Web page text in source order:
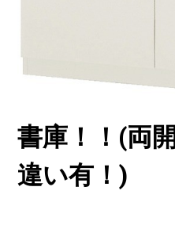
書庫！！(両
違い有！)